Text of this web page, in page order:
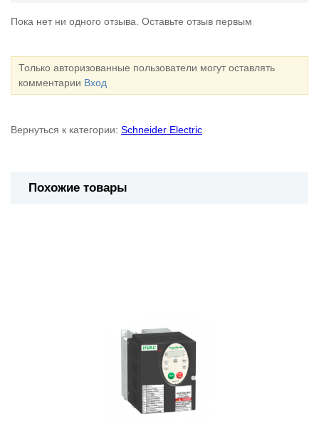
Пока нет ни одного отзыва. Оставьте отзыв первым
Только авторизованные пользователи могут оставлять
комментарии Вход
Вернуться к категории: Schneider Electric
Похожие товары